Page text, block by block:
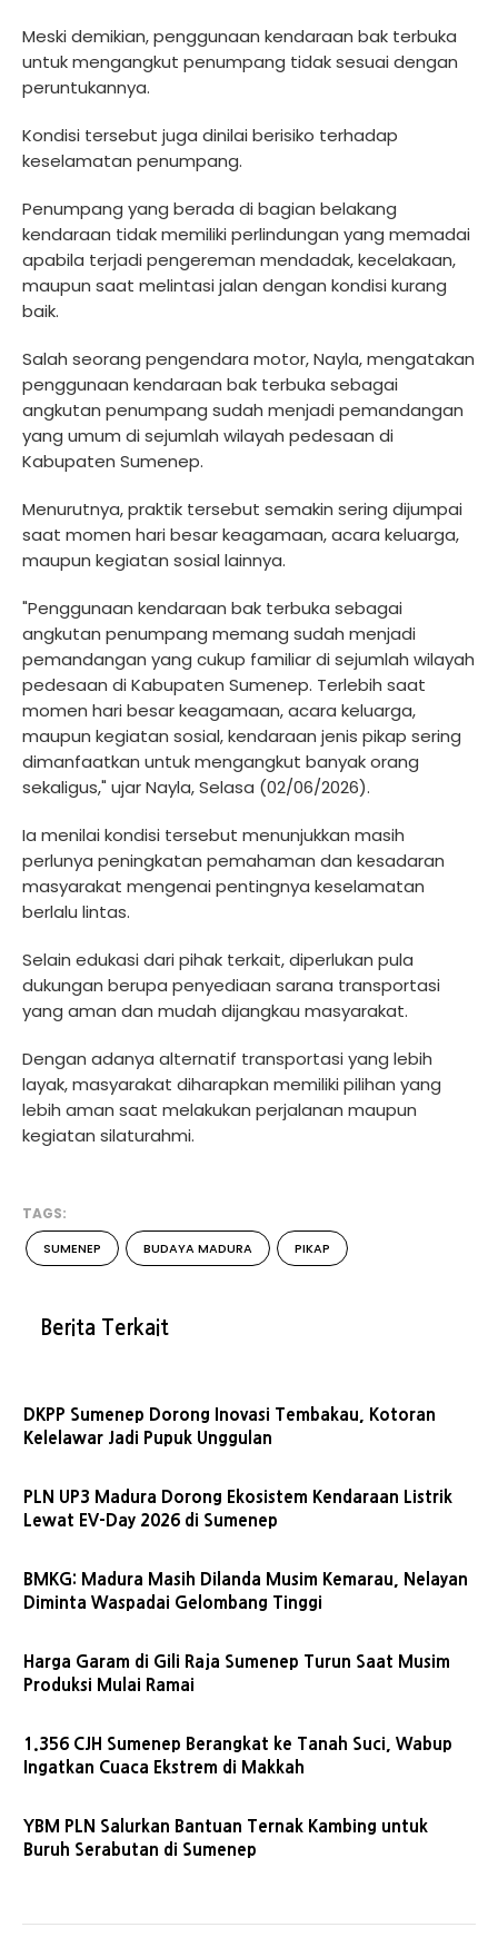
Meski demikian, penggunaan kendaraan bak terbuka
untuk mengangkut penumpang tidak sesuai dengan
peruntukannya.
Kondisi tersebut juga dinilai berisiko terhadap
keselamatan penumpang.
Penumpang yang berada di bagian belakang
kendaraan tidak memiliki perlindungan yang memadai
apabila terjadi pengereman mendadak, kecelakaan,
maupun saat melintasi jalan dengan kondisi kurang
baik.
Salah seorang pengendara motor, Nayla, mengatakan
penggunaan kendaraan bak terbuka sebagai
angkutan penumpang sudah menjadi pemandangan
yang umum di sejumlah wilayah pedesaan di
Kabupaten Sumenep.
Menurutnya, praktik tersebut semakin sering dijumpai
saat momen hari besar keagamaan, acara keluarga,
maupun kegiatan sosial lainnya.
"Penggunaan kendaraan bak terbuka sebagai
angkutan penumpang memang sudah menjadi
pemandangan yang cukup familiar di sejumlah wilayah
pedesaan di Kabupaten Sumenep. Terlebih saat
momen hari besar keagamaan, acara keluarga,
maupun kegiatan sosial, kendaraan jenis pikap sering
dimanfaatkan untuk mengangkut banyak orang
sekaligus," ujar Nayla, Selasa (02/06/2026).
Ia menilai kondisi tersebut menunjukkan masih
perlunya peningkatan pemahaman dan kesadaran
masyarakat mengenai pentingnya keselamatan
berlalu lintas.
Selain edukasi dari pihak terkait, diperlukan pula
dukungan berupa penyediaan sarana transportasi
yang aman dan mudah dijangkau masyarakat.
Dengan adanya alternatif transportasi yang lebih
layak, masyarakat diharapkan memiliki pilihan yang
lebih aman saat melakukan perjalanan maupun
kegiatan silaturahmi.
TAGS:
SUMENEP BUDAYA MADURA PIKAP
Berita Terkait
DKPP Sumenep Dorong Inovasi Tembakau, Kotoran
Kelelawar Jadi Pupuk Unggulan
PLN UP3 Madura Dorong Ekosistem Kendaraan Listrik
Lewat EV-Day 2026 di Sumenep
BMKG: Madura Masih Dilanda Musim Kemarau, Nelayan
Diminta Waspadai Gelombang Tinggi
Harga Garam di Gili Raja Sumenep Turun Saat Musim
Produksi Mulai Ramai
1.356 CJH Sumenep Berangkat ke Tanah Suci, Wabup
Ingatkan Cuaca Ekstrem di Makkah
YBM PLN Salurkan Bantuan Ternak Kambing untuk
Buruh Serabutan di Sumenep